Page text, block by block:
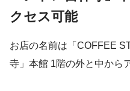
クセス可能
お店の名前は「COFFEE
寺」本館 1階の外と中から